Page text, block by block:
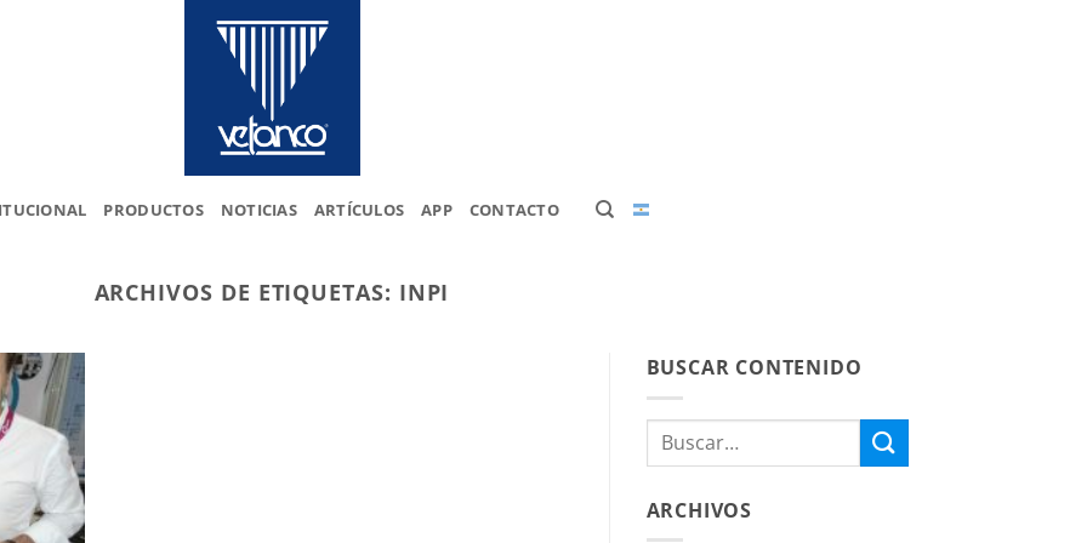
PRODUCTOS NOTICIAS ARTÍCULOS APP CONTACTO
ARCHIVOS DE ETIQUETAS: INPI
BUSCAR CONTENIDO
ARCHIVOS